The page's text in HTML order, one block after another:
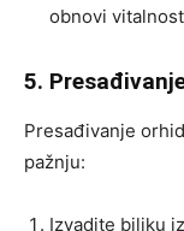
obnovi
5.
Presađivanje
pažnju:
Izvadite biljku